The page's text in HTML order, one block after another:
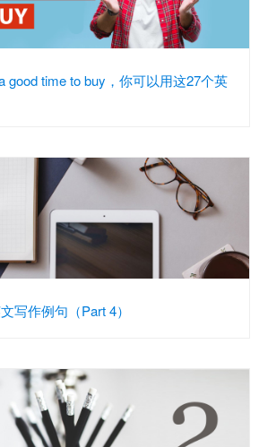
good time to buy，你可以用这27个英
写作例句（Part 4）